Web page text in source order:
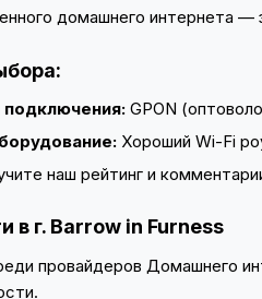
домашнего интернета —
подключения: GPON
Хороший Wi-Fi
наш рейтинг и
в г. Barrow in Furness
провайдеров Домашнего